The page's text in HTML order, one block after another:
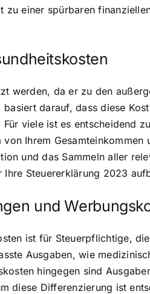
einer spürbaren
werden, da er zu den
darauf, dass diese
viele ist es entscheidend
Ihrem
und das Sammeln aller
Steuererklärung 2023
und
ist für Steuerpflichtige,
Ausgaben, wie
hingegen sind
diese Differenzierung ist